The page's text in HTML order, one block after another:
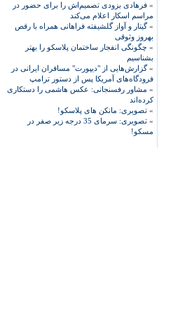
» فرهادی بزودی تصمیم‌اش را برای حضور در
مراسم اسکار اعلام می‌کند
»گیتار و آواز گلشیفته فراهانی همراه با رقص
بهروز وثوقی
» چگونگی انفجار ساختمان پلاسکو را بهتر
بشناسیم
»گزارش‌هایی از "دیپورت" مسافران ایرانی در
فرودگاه‌های آمریکا پس از دستور ترامپ
» مشاور رفسنجانی: عکس هاشمی را دستکاری
کرده‌اند
» تصویری: مانکن های پلاسکو!
»
تصویری: سرمای 35 درجه زیر صفر در
مسکو!